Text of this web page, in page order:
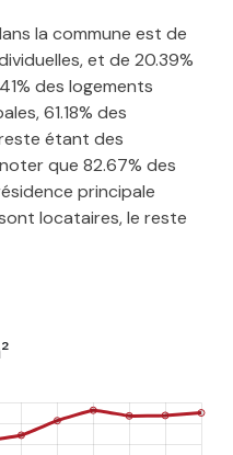
la commune est de
et de 20.39%
des logements
61.18% des
étant des
que 82.67% des
principale
locataires, le reste